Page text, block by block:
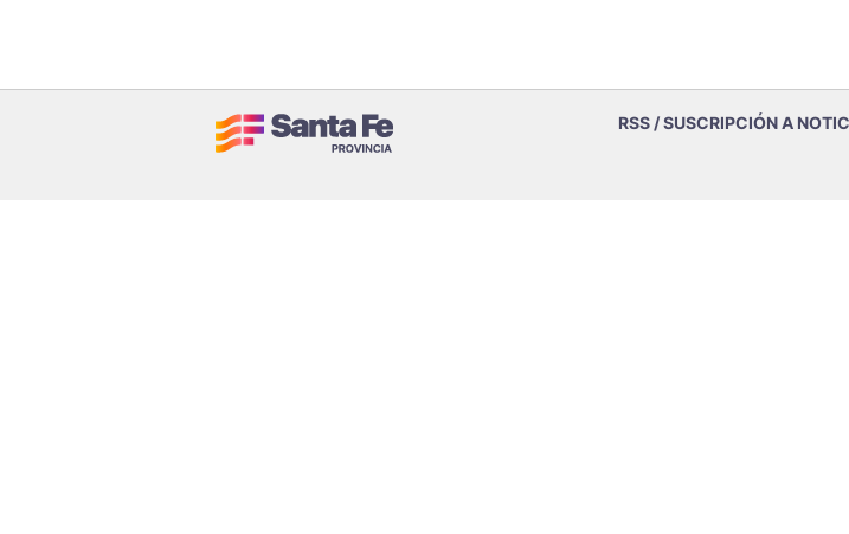
RSS / SUSCRIPCIÓN A